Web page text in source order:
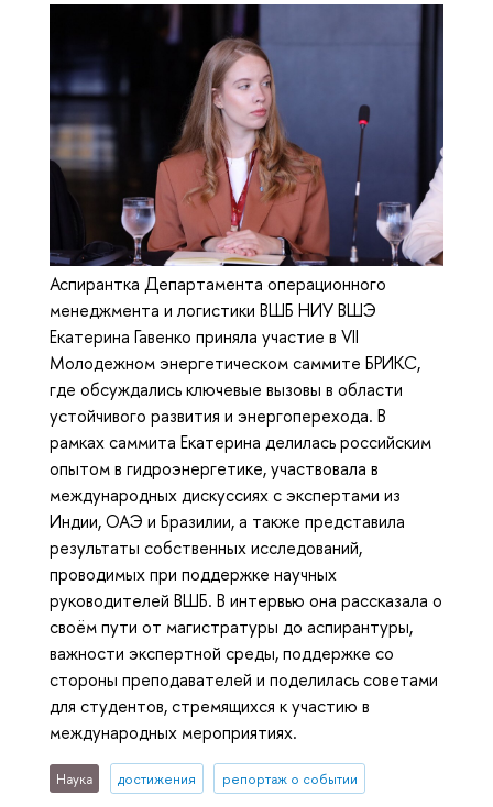
Аспирантка Департамента операционного
менеджмента и логистики ВШБ НИУ ВШЭ
Екатерина Гавенко приняла участие в VII
Молодежном энергетическом саммите БРИКС,
где обсуждались ключевые вызовы в области
устойчивого развития и энергоперехода. В
рамках саммита Екатерина делилась российским
опытом в гидроэнергетике, участвовала в
международных дискуссиях с экспертами из
Индии, ОАЭ и Бразилии, а также представила
результаты собственных исследований,
проводимых при поддержке научных
руководителей ВШБ. В интервью она рассказала о
своём пути от магистратуры до аспирантуры,
важности экспертной среды, поддержке со
стороны преподавателей и поделилась советами
для студентов, стремящихся к участию в
международных мероприятиях.
Наука достижения репортаж о событии